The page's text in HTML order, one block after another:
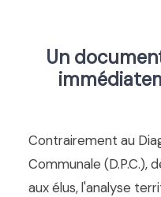
Un
Contrairement au
Communale (D.P.C.),
aux élus, l'analyse